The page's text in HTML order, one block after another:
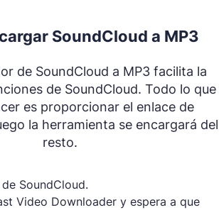
SoundCloud a MP3
de SoundCloud a MP3 facilita la
de SoundCloud. Todo lo que
es proporcionar el enlace de
la herramienta se encargará del
resto.
SoundCloud.
Video Downloader y espera a que